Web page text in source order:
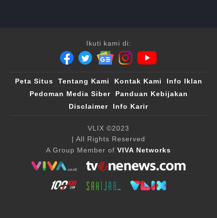
Ikuti kami di:
Peta Situs Tentang Kami Kontak Kami
Info Iklan
Pedoman Media Siber
Panduan Kebijakan
Disclaimer
Info Karir
VLIX ©2023
| All Rights Reserved
A Group Member of VIVA Networks